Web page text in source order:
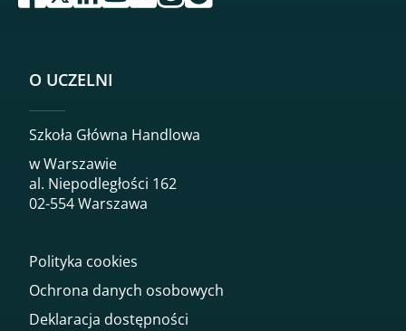
O UCZELNI
Szkoła Główna Handlowa
w Warszawie
al. Niepodległości 162
02-554 Warszawa
Polityka cookies
Ochrona danych osobowych
Deklaracja dostępności